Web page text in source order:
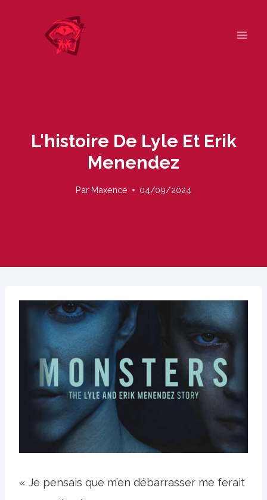
L'histoire De Lyle Et Erik
Menendez
Par Maxence 04/09/2024
« Je pensais que m’en débarrasser me ferait